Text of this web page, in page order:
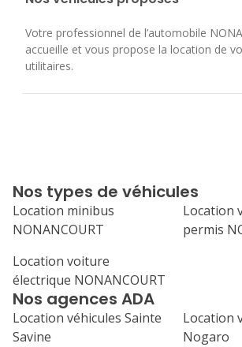
Votre professionnel de l’automobile
accueille et vous propose la location de
utilitaires.
Nos agences ADA
Location véhicules Sainte
Savine
Location
Nogaro
Nos types de véhicules
Location minibus
NONANCOURT
Location
permis
Location voiture
électrique NONANCOURT